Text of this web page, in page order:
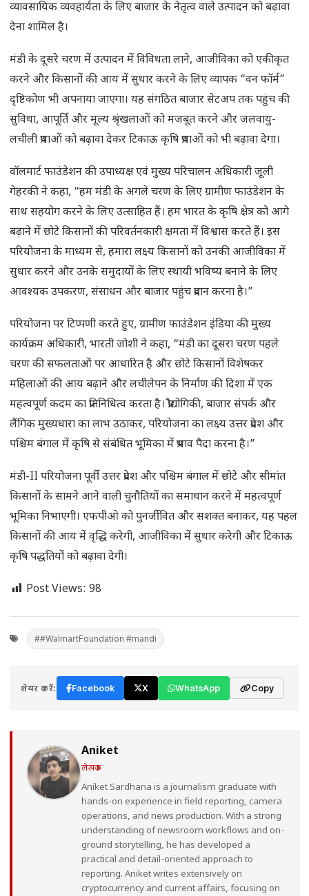
व्यावसायिक व्यवहार्यता के लिए बाजार के नेतृत्व वाले उत्पादन को बढ़ावा
देना शामिल है।
मंडी के दूसरे चरण में उत्पादन में विविधता लाने, आजीविका को एकीकृत
करने और किसानों की आय में सुधार करने के लिए व्यापक “वन फॉर्म”
दृष्टिकोण भी अपनाया जाएगा। यह संगठित बाजार सेटअप तक पहुंच की
सुविधा, आपूर्ति और मूल्य श्रृंखलाओं को मजबूत करने और जलवायु-
लचीली प्रथाओं को बढ़ावा देकर टिकाऊ कृषि प्रथाओं को भी बढ़ावा देगा।
वॉलमार्ट फाउंडेशन की उपाध्यक्ष एवं मुख्य परिचालन अधिकारी जूली
गेहरकी ने कहा, “हम मंडी के अगले चरण के लिए ग्रामीण फाउंडेशन के
साथ सहयोग करने के लिए उत्साहित हैं। हम भारत के कृषि क्षेत्र को आगे
बढ़ाने में छोटे किसानों की परिवर्तनकारी क्षमता में विश्वास करते हैं। इस
परियोजना के माध्यम से, हमारा लक्ष्य किसानों को उनकी आजीविका में
सुधार करने और उनके समुदायों के लिए स्थायी भविष्य बनाने के लिए
आवश्यक उपकरण, संसाधन और बाजार पहुंच प्रदान करना है।”
परियोजना पर टिप्पणी करते हुए, ग्रामीण फाउंडेशन इंडिया की मुख्य
कार्यक्रम अधिकारी, भारती जोशी ने कहा, “मंडी का दूसरा चरण पहले
चरण की सफलताओं पर आधारित है और छोटे किसानों विशेषकर
महिलाओं की आय बढ़ाने और लचीलेपन के निर्माण की दिशा में एक
महत्वपूर्ण कदम का प्रतिनिधित्व करता है। प्रौद्योगिकी, बाजार संपर्क और
लैंगिक मुख्यधारा का लाभ उठाकर, परियोजना का लक्ष्य उत्तर प्रदेश और
पश्चिम बंगाल में कृषि से संबंधित भूमिका में प्रभाव पैदा करना है।”
मंडी-II परियोजना पूर्वी उत्तर प्रदेश और पश्चिम बंगाल में छोटे और सीमांत
किसानों के सामने आने वाली चुनौतियों का समाधान करने में महत्वपूर्ण
भूमिका निभाएगी। एफपीओ को पुनर्जीवित और सशक्त बनाकर, यह पहल
किसानों की आय में वृद्धि करेगी, आजीविका में सुधार करेगी और टिकाऊ
कृषि पद्धतियों को बढ़ावा देगी।
Post Views: 98
##WalmartFoundation #mandi
शेयर करें: Facebook X WhatsApp Copy
Aniket
लेखक
Aniket Sardhana is a journalism graduate with
hands-on experience in field reporting, camera
operations, and news production. With a strong
understanding of newsroom workflows and on-
ground storytelling, he has developed a
practical and detail-oriented approach to
reporting. Aniket writes extensively on
cryptocurrency and current affairs, focusing on